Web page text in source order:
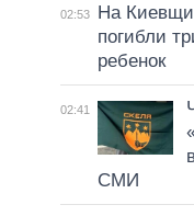
02:53
На
погибли
ребенок
02:41
СМИ